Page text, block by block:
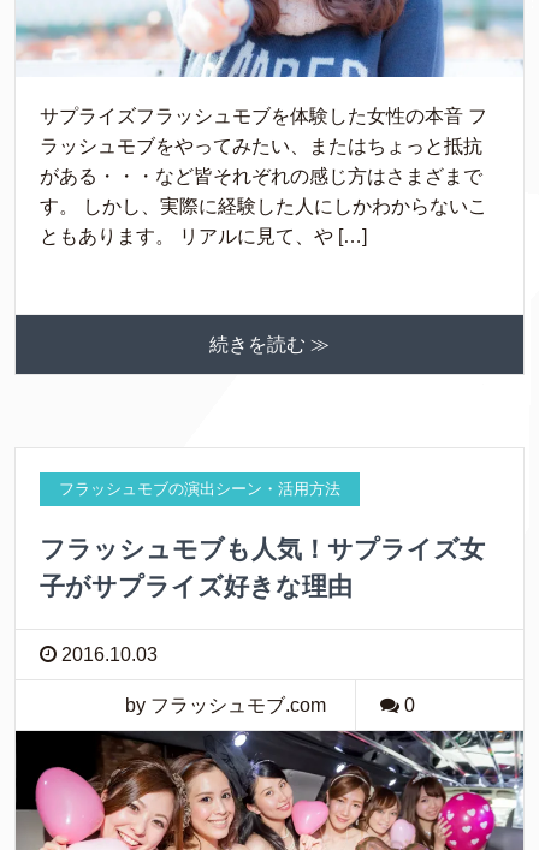
サプライズフラッシュモブを体験した女性の本音 フ
ラッシュモブをやってみたい、またはちょっと抵抗
がある・・・など皆それぞれの感じ方はさまざまで
す。 しかし、実際に経験した人にしかわからないこ
ともあります。 リアルに見て、や […]
続きを読む ≫
フラッシュモブの演出シーン・活用方法
フラッシュモブも人気！サプライズ女
子がサプライズ好きな理由
2016.10.03
by フラッシュモブ.com 0